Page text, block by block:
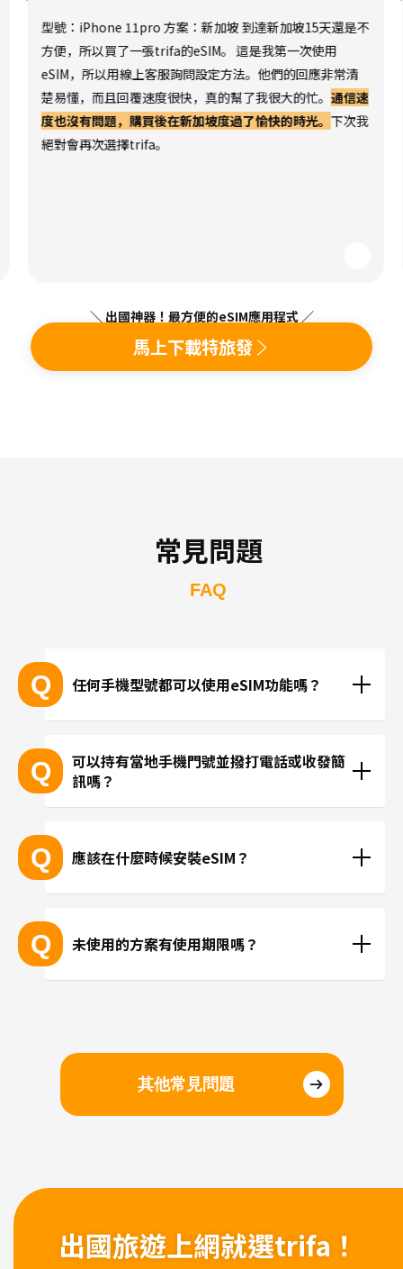
型號：iPhone 11pro 方案：新加坡 到達新加坡15天還是不
方便，所以買了一張trifa的eSIM。 這是我第一次使用
eSIM，所以用線上客服詢問設定方法。他們的回應非常清
楚易懂，而且回覆速度很快，真的幫了我很大的忙。 通信速
度也沒有問題，購買後在新加坡度過了愉快的時光。 下次我
絕對會再次選擇trifa。
＼ 出國神器！最方便的eSIM應用程式 ／
馬上下載特旅發
常見問題
FAQ
Q 任何手機型號都可以使用eSIM功能嗎？
※產品推陳出新，可能無法列出所有最新的型號。
※無法透過個別的查詢確認您的設備是否支援eSIM功
能。
Q
可以持有當地手機門號並撥打電話或收發簡
訊嗎？
LINE或Instagram等使用網路連線進行通話。
Q 應該在什麼時候安裝eSIM？
問題。若擔心當地機場的WiFi速度不夠快，建議您在
國內完成安裝和設定，在當地進行切換eSIM即可。
Q 未使用的方案有使用期限嗎？
其他常見問題
出國旅遊上網就選trifa！